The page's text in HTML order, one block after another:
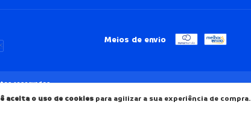
aceita o uso de cookiespara agilizar a sua experiência de compra.
Meios de envio
reservados.